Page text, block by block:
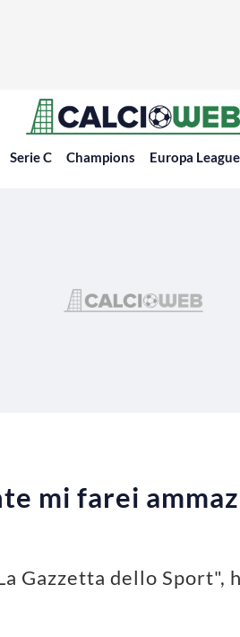
Serie C Champions Europa League
mi farei
Gazzetta dello Sport",